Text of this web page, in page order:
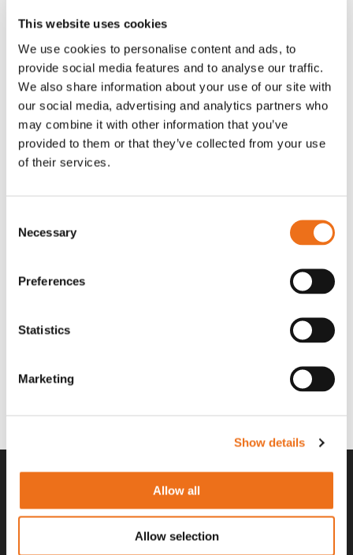
This website uses cookies
We use cookies to personalise content and ads, to
provide social media features and to analyse our traffic.
We also share information about your use of our site with
our social media, advertising and analytics partners who
may combine it with other information that you’ve
provided to them or that they’ve collected from your use
of their services.
Selection
Necessary
Preferences
Statistics
Marketing
Show details
Allow all
Allow selection
Lägg till i varukorg
Rotor, komplett med slagor
35 730kr (ex. moms)
Grön truckknapp
530kr (ex. moms)
Lägg till i varukorg
Rotor teeth 8t/6k 0Gr/8 R6/14